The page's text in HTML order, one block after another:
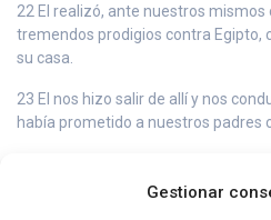
Gestionar
22 El realizó, ante nuestros mismos
tremendos prodigios contra Egipto,
su casa.
23 El nos hizo salir de allí y nos
había prometido a nuestros padres
a él, para que siempre fuéramos